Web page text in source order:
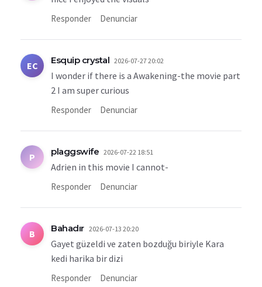
Responder Denunciar
EC Esquip crystal 2026-07-27 20:02
I wonder if there is a Awakening-the movie part
2 I am super curious
Responder Denunciar
P plaggswife 2026-07-22 18:51
Adrien in this movie I cannot-
Responder Denunciar
B Bahadır 2026-07-13 20:20
Gayet güzeldi ve zaten bozduğu biriyle Kara
kedi harika bir dizi
Responder Denunciar